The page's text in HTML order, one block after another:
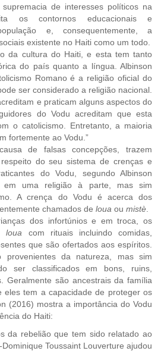
de interesses políticos na
os contornos educacionais e
e, consequentemente, a
existente no Haiti como um todo.
da cultura do Haiti, e esta tem tanto
do país quanto a língua. Albinson
Romano é a religião oficial do
ser considerado a religião nacional.
e praticam alguns aspectos do
do Vodu acreditam que esta
o catolicismo. Entretanto, a maioria
fortemente ao Vodu.”
de falsas concepções, trazem
do seu sistema de crenças e
do Vodu, segundo Albinson
em uma religião à parte, mas sim
A crença do Vodu é acerca dos
chamados de loua ou mistè
dos infortúnios e em troca, os
loua com rituais incluindo comidas,
que são ofertados aos espíritos.
provenientes da natureza, mas sim
ser classificados em bons, ruins,
Geralmente são ancestrais da família
tem a capacidade de proteger os
(2016) mostra a importância do Vodu
do Haiti:
da rebelião que tem sido relatado ao
Toussaint Louverture ajudou